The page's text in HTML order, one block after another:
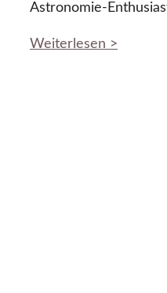
Astronomie-
Weiterlesen >